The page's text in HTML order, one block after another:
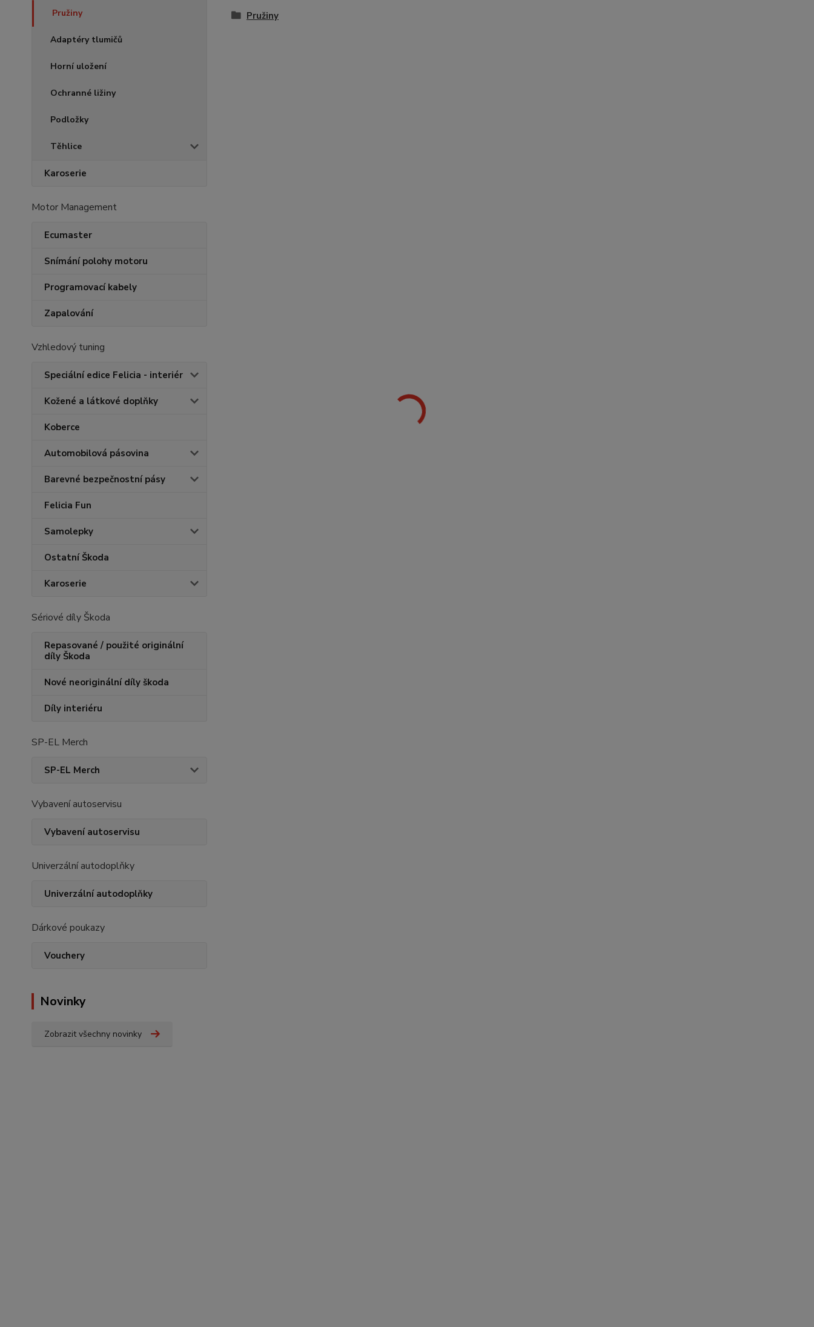
Pružiny
Adaptéry tlumičů
Horní uložení
Ochranné ližiny
Podložky
Těhlice
Karoserie
Motor Management
Ecumaster
Snímání polohy motoru
Programovací kabely
Zapalování
Vzhledový tuning
Speciální edice Felicia - interiér
Kožené a látkové doplňky
Koberce
Automobilová pásovina
Barevné bezpečnostní pásy
Felicia Fun
Samolepky
Ostatní Škoda
Karoserie
Sériové díly Škoda
Repasované / použité originální
díly Škoda
Nové neoriginální díly škoda
Díly interiéru
SP-EL Merch
SP-EL Merch
Vybavení autoservisu
Vybavení autoservisu
Univerzální autodoplňky
Univerzální autodoplňky
Dárkové poukazy
Vouchery
Novinky
Zobrazit všechny novinky
Pružiny